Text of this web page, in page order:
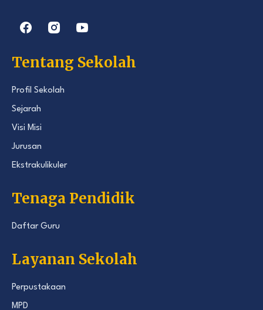
Tentang Sekolah
Profil Sekolah
Sejarah
Visi Misi
Jurusan
Ekstrakulikuler
Tenaga Pendidik
Daftar Guru
Layanan Sekolah
Perpustakaan
MPD